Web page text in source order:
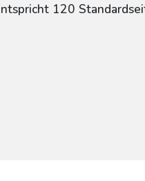
120